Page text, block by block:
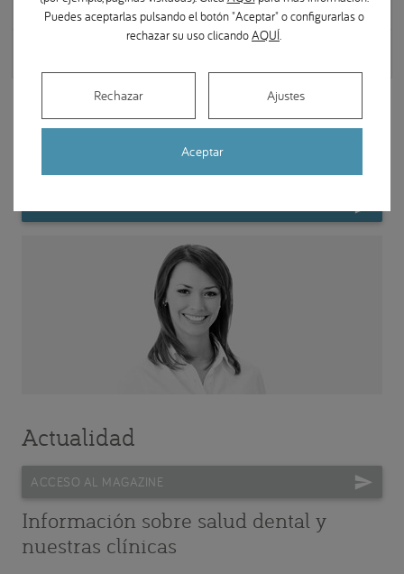
dentales?
Actualidad
ACCESO AL MAGAZINE
Información sobre salud dental y
nuestras clínicas
Puedes aceptarlas pulsando el botón "Aceptar" o configurarlas o
rechazar su uso clicandoAQUÍ
Aceptar
Rechazar Ajustes